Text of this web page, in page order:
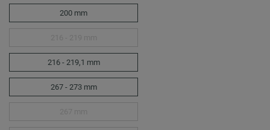
200 mm
216 - 219,1 mm
267 - 273 mm